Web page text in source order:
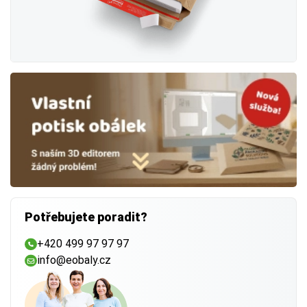
Potřebujete poradit?
+420 499 97 97 97
info@eobaly.cz